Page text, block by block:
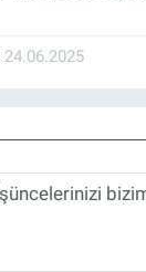
24.06.2025